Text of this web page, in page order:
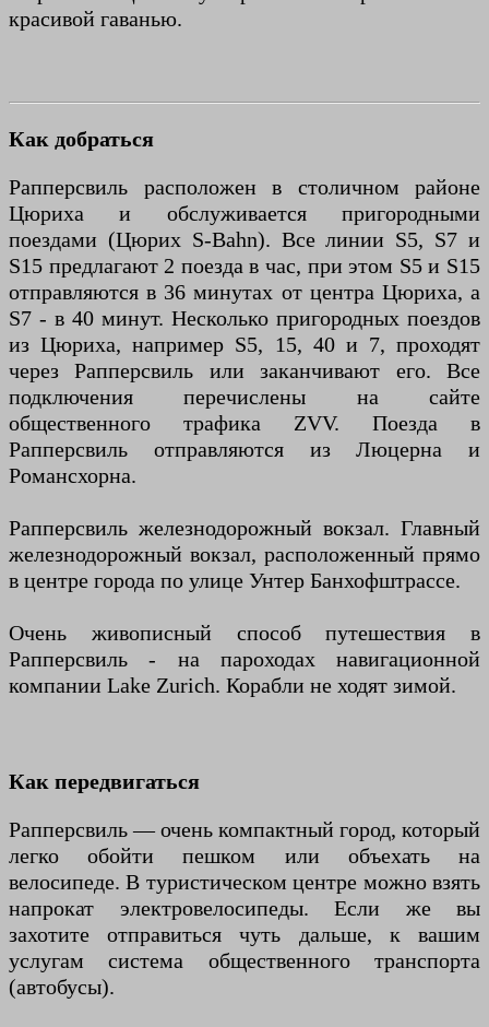
красивой гаванью.
Как добраться
Рапперсвиль расположен в столичном районе
Цюриха и обслуживается пригородными
поездами (Цюрих S-Bahn). Все линии S5, S7 и
S15 предлагают 2 поезда в час, при этом S5 и S15
отправляются в 36 минутах от центра Цюриха, а
S7 - в 40 минут. Несколько пригородных поездов
из Цюриха, например S5, 15, 40 и 7, проходят
через Рапперсвиль или заканчивают его. Все
подключения перечислены на сайте
общественного трафика ZVV. Поезда в
Рапперсвиль отправляются из Люцерна и
Романсхорна.
Рапперсвиль железнодорожный вокзал. Главный
железнодорожный вокзал, расположенный прямо
в центре города по улице Унтер Банхофштрассе.
Очень живописный способ путешествия в
Рапперсвиль - на пароходах навигационной
компании Lake Zurich. Корабли не ходят зимой.
Как передвигаться
Рапперсвиль — очень компактный город, который
легко обойти пешком или объехать на
велосипеде. В туристическом центре можно взять
напрокат электровелосипеды. Если же вы
захотите отправиться чуть дальше, к вашим
услугам система общественного транспорта
(автобусы).